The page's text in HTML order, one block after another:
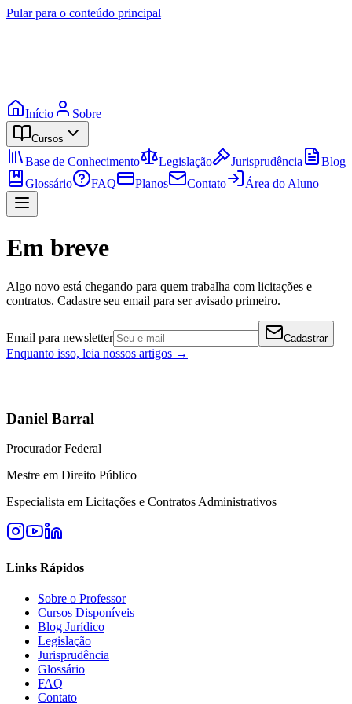
Pular para o conteúdo principal
Início Sobre
Cursos
Base de Conhecimento Legislação Jurisprudência
Blog
Glossário
FAQ Planos Contato Área do Aluno
Em breve
Algo novo está chegando para quem trabalha com licitações e
contratos. Cadastre seu email para ser avisado primeiro.
Email para newsletter Cadastrar
Enquanto isso, leia nossos artigos →
Daniel Barral
Procurador Federal
Mestre em Direito Público
Especialista em Licitações e Contratos Administrativos
Links Rápidos
Sobre o Professor
Cursos Disponíveis
Blog Jurídico
Legislação
Jurisprudência
Glossário
FAQ
Contato